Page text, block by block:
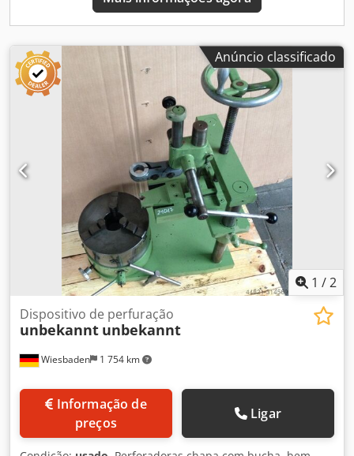
Anúncio classificado
1 /2
Wiesbaden 1 754 km
Dispositivo de perfuração
unbekannt unbekannt
preços
Ligar